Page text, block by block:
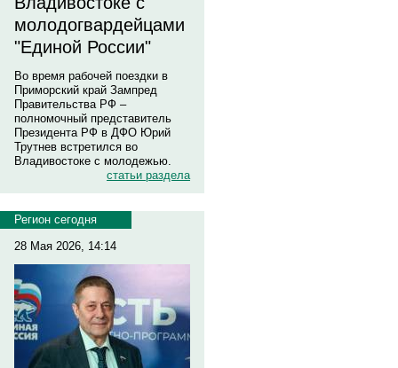
молодогвардейцами
"Единой России"
Во время рабочей поездки в
Приморский край Зампред
Правительства РФ –
полномочный представитель
Президента РФ в ДФО Юрий
Трутнев встретился во
Владивостоке с молодежью.
статьи раздела
Регион сегодня
28 Мая 2026, 14:14